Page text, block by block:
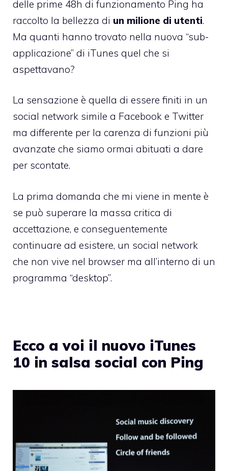
delle prime 48h di funzionamento Ping ha
raccolto la bellezza di un milione di utenti.
Ma quanti hanno trovato nella nuova “sub-
applicazione” di iTunes quel che si
aspettavano?
La sensazione è quella di essere finiti in un
social network simile a Facebook e Twitter
ma differente per la carenza di funzioni più
avanzate che siamo ormai abituati a dare
per scontate.
La prima domanda che mi viene in mente è
se può superare la massa critica di
accettazione, e conseguentemente
continuare ad esistere, un social network
che non vive nel browser ma all’interno di un
programma “desktop”.
Ecco a voi il nuovo iTunes
10 in salsa social con Ping